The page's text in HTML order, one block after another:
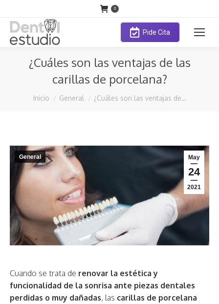
0
Pide Cita
¿Cuáles son las ventajas de las
carillas de porcelana?
Estás aquí:
Inicio General ¿Cuáles son las ventajas de…
May
24
2021
General
Cuando se trata de renovar la estética y
funcionalidad de la sonrisa ante piezas dentales
perdidas o muy dañadas, las carillas de porcelana